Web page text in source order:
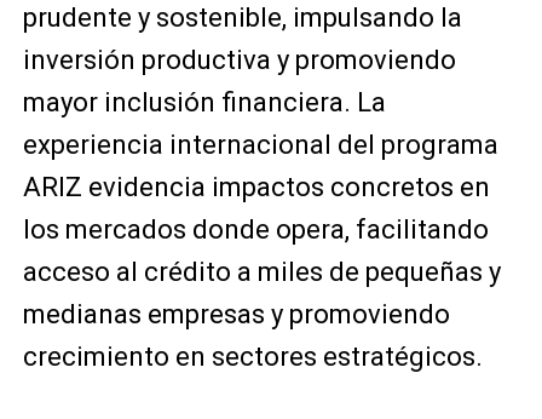
prudente y sostenible, impulsando la
inversión productiva y promoviendo
mayor inclusión financiera. La
experiencia internacional del programa
ARIZ evidencia impactos concretos en
los mercados donde opera, facilitando
acceso al crédito a miles de pequeñas y
medianas empresas y promoviendo
crecimiento en sectores estratégicos.